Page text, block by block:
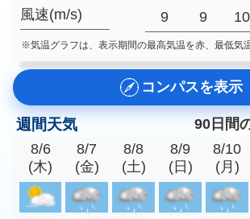
風速(m/s) 9 9 10
※気温グラフは、表示期間の最高気温を赤、最低気
コンパスを表示
週間天気
90日間
8/6
(木)
8/7
(金)
8/8
(土)
8/9
(日)
8/10
(月)